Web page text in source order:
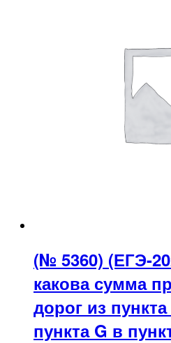
(№ 5360) (ЕГЭ-
какова сумма
дорог из
пункта G в